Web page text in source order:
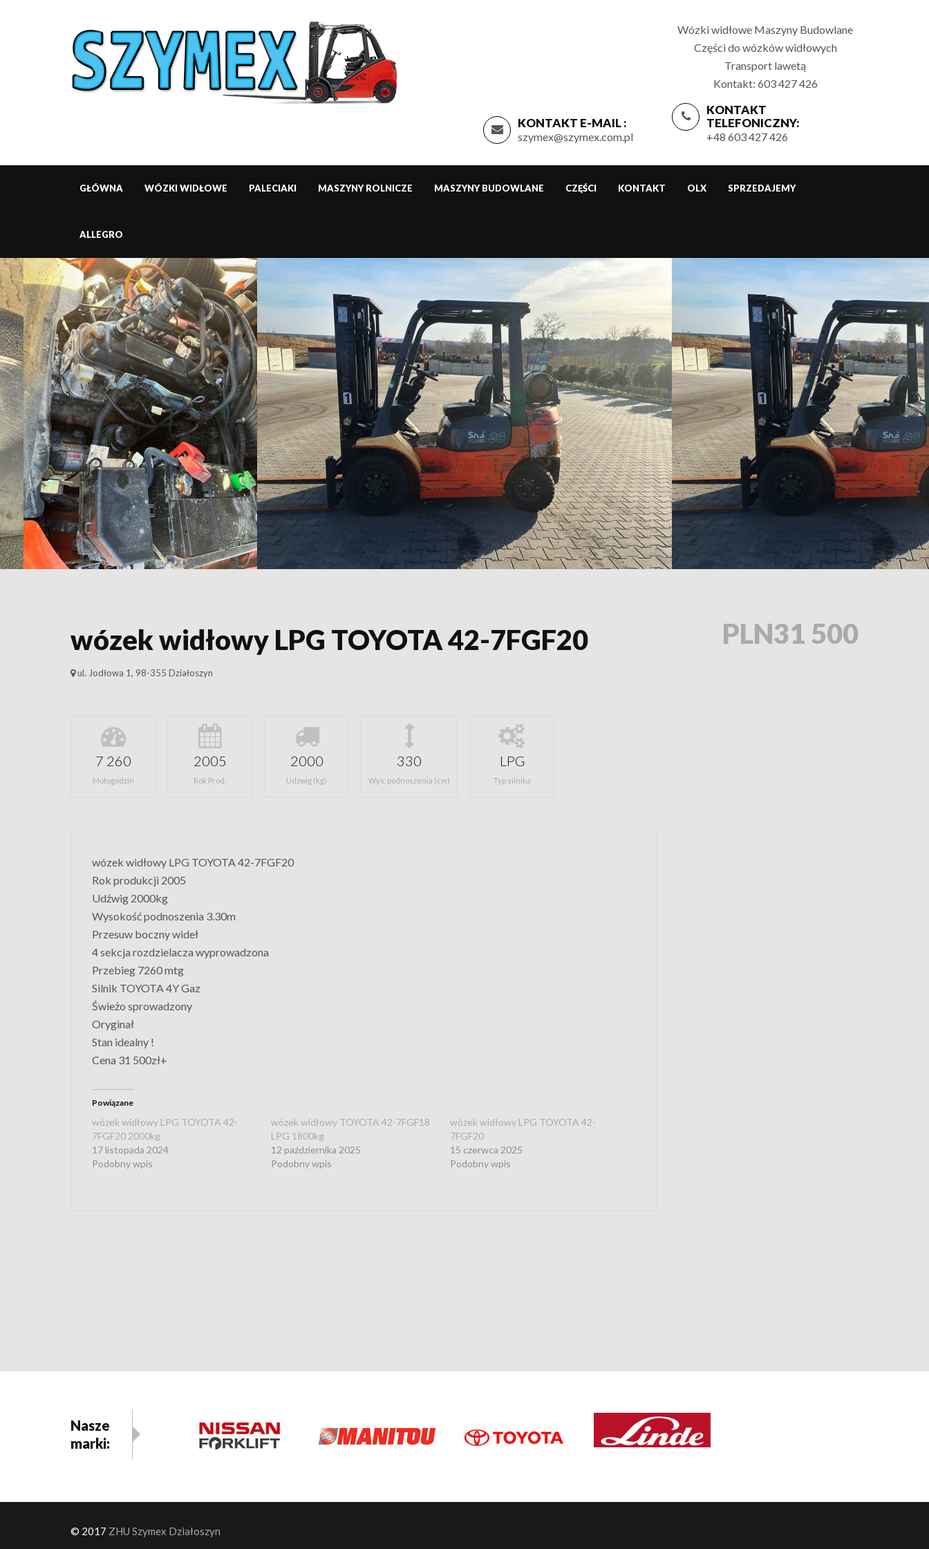
KONTAKT E-MAIL :
szymex@szymex.com.pl
Wózki widłowe Maszyny Budowlane
Części do wózków widłowych
Transport lawetą
Kontakt: 603 427 426
KONTAKT
TELEFONICZNY:
+48 603 427 426
GŁÓWNA WÓZKI WIDŁOWE PALECIAKI MASZYNY ROLNICZE MASZYNY BUDOWLANE CZĘŚCI KONTAKT OLX SPRZEDAJEMY
ALLEGRO
wózek widłowy LPG TOYOTA 42-7FGF20
ul. Jodłowa 1, 98-355 Działoszyn
PLN31 500
7 260
Motogodzin
2005
Rok Prod.
2000
Udźwig (kg)
330
Wys. podnoszenia (cm)
LPG
Typ silnika
wózek widłowy LPG TOYOTA 42-7FGF20
Rok produkcji 2005
Udźwig 2000kg
Wysokość podnoszenia 3.30m
Przesuw boczny wideł
4 sekcja rozdzielacza wyprowadzona
Przebieg 7260 mtg
Silnik TOYOTA 4Y Gaz
Świeżo sprowadzony
Oryginał
Stan idealny !
Cena 31 500zł+
Powiązane
wózek widłowy LPG TOYOTA 42-
7FGF20 2000kg
17 listopada 2024
Podobny wpis
wózek widłowy TOYOTA 42-7FGF18
LPG 1800kg
12 października 2025
Podobny wpis
wózek widłowy LPG TOYOTA 42-
7FGF20
15 czerwca 2025
Podobny wpis
Nasze
marki:
© 2017 ZHU Szymex Działoszyn